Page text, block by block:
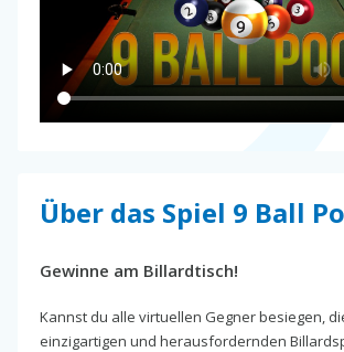
Über das Spiel 9 Ball
Gewinne am Billardtisch!
Kannst du alle virtuellen Gegner besiegen,
einzigartigen und herausfordernden